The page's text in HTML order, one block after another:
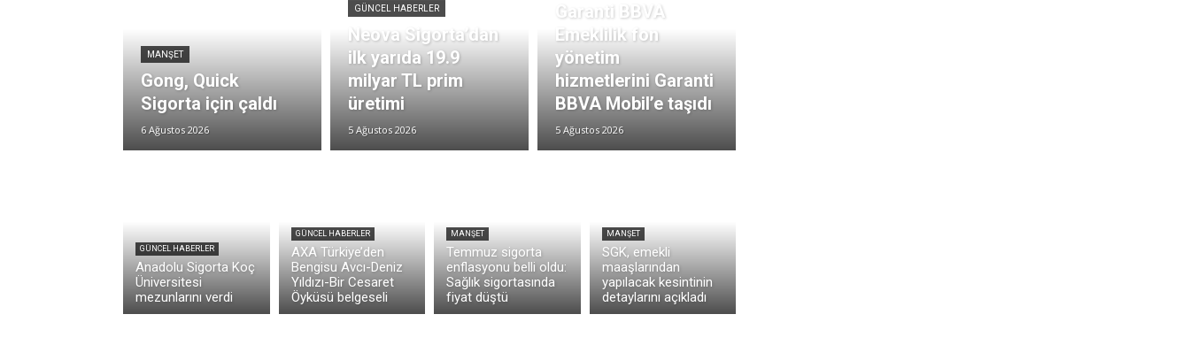
MANŞET
Gong, Quick
Sigorta için çaldı
6 Ağustos 2026
GÜNCEL HABERLER
Neova Sigorta’dan
ilk yarıda 19.9
milyar TL prim
üretimi
5 Ağustos 2026
Garanti BBVA
Emeklilik fon
yönetim
hizmetlerini Garanti
BBVA Mobil’e taşıdı
5 Ağustos 2026
GÜNCEL HABERLER
Anadolu Sigorta Koç
Üniversitesi
mezunlarını verdi
GÜNCEL HABERLER
AXA Türkiye’den
Bengisu Avcı-Deniz
Yıldızı-Bir Cesaret
Öyküsü belgeseli
MANŞET
Temmuz sigorta
enflasyonu belli oldu:
Sağlık sigortasında
fiyat düştü
MANŞET
SGK, emekli
maaşlarından
yapılacak kesintinin
detaylarını açıkladı